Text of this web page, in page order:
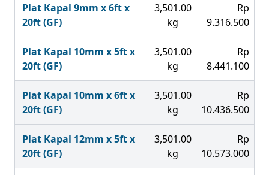
Plat Kapal 9mm x 6ft x
20ft (GF)
3,501.00
kg
Rp
9.316.500
Plat Kapal 10mm x 5ft x
20ft (GF)
3,501.00
kg
Rp
8.441.100
Plat Kapal 10mm x 6ft x
20ft (GF)
3,501.00
kg
Rp
10.436.500
Plat Kapal 12mm x 5ft x
20ft (GF)
3,501.00
kg
Rp
10.573.000